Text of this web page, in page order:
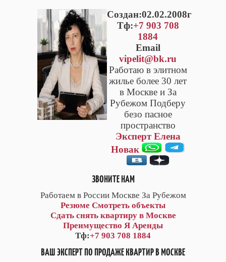
Cоздан:02.02.2008г
Тф:+7 903 708
1884
Email
vipelit@bk.ru
Работаю в элитном
жилье более 30 лет
в Москве и За
Рубежом Подберу
безо пасное
пространство
Эксперт Елена
Новак
ЗВОНИТЕ НАМ
Работаем в России Москве За Рубежом
Резюме Смотреть объекты
Сдать снять квартиру в Москве
Преимущество Я Аренды
Тф:+7 903 708 1884
ВАШ ЭКСПЕРТ ПО ПРОДАЖЕ КВАРТИР В МОСКВЕ